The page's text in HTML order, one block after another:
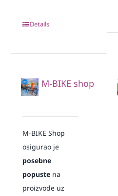
Details
M-BIKE shop
M-BIKE Shop
osigurao je
posebne
popustena
proizvode uz